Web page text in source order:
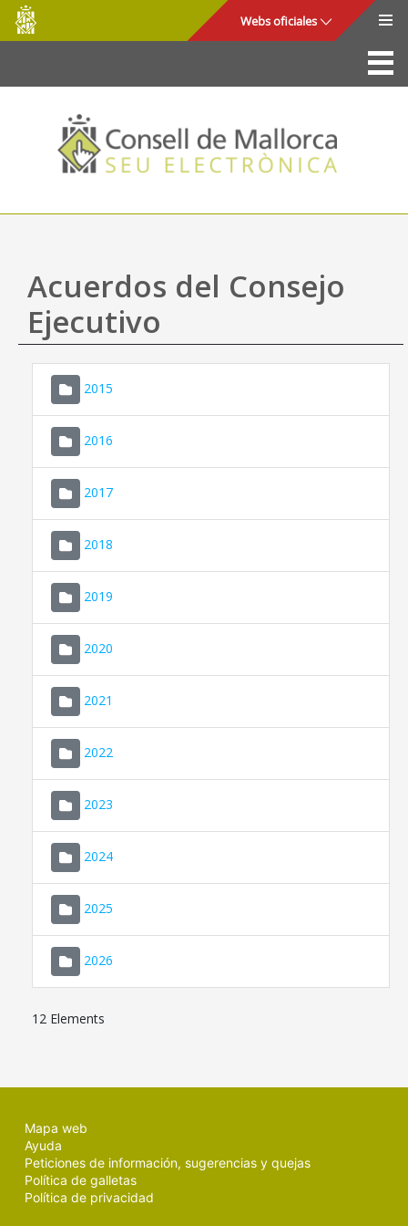
Saltar al contenido principal
Consell
de
Mallorca
Webs oficiales
La Sede
Consejo de Mallorca
Acceso y seguridad
Utilidades
Mapa web
Ayuda
Acuerdos del Consejo
Ejecutivo
2015
2016
2017
2018
2019
2020
2021
2022
2023
2024
2025
2026
12 Elements
Mapa web
Ayuda
Peticiones de información, sugerencias y quejas
Política de galletas
Política de privacidad